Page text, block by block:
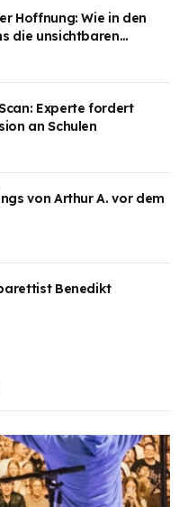
Hoffnung: Wie in den
die unsichtbaren
Experte fordert
an Schulen
von Arthur A. vor dem
Benedikt